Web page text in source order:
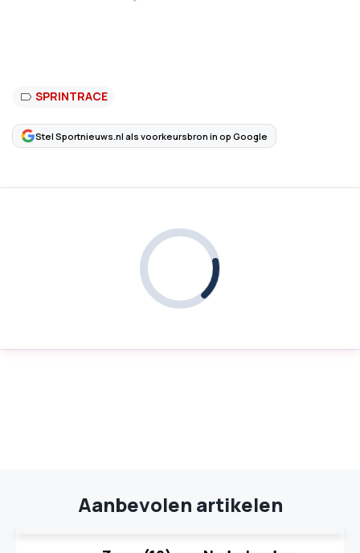
SPRINTRACE
Stel Sportnieuws.nl als voorkeursbron in op Google
Aanbevolen artikelen